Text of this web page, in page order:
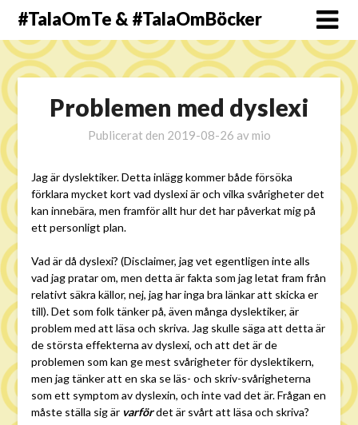
#TalaOmTe & #TalaOmBöcker
Problemen med dyslexi
Publicerat den 2019-08-26 av mio
Jag är dyslektiker. Detta inlägg kommer både försöka
förklara mycket kort vad dyslexi är och vilka svårigheter det
kan innebära, men framför allt hur det har påverkat mig på
ett personligt plan.
Vad är då dyslexi? (Disclaimer, jag vet egentligen inte alls
vad jag pratar om, men detta är fakta som jag letat fram från
relativt säkra källor, nej, jag har inga bra länkar att skicka er
till). Det som folk tänker på, även många dyslektiker, är
problem med att läsa och skriva. Jag skulle säga att detta är
de största effekterna av dyslexi, och att det är de
problemen som kan ge mest svårigheter för dyslektikern,
men jag tänker att en ska se läs- och skriv-svårigheterna
som ett symptom av dyslexin, och inte vad det är. Frågan en
måste ställa sig är varfördet är svårt att läsa och skriva?